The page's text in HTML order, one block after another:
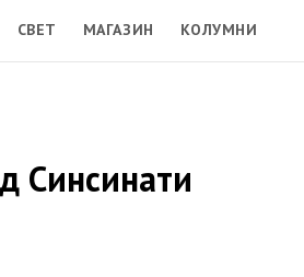
СВЕТ МАГАЗИН КОЛУМНИ
Синсинати